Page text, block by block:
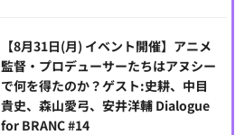
【8月31日(月) イベント開催】アニメ
監督・プロデューサーたちはアヌシー
で何を得たのか？ゲスト:史耕、中目
貴史、森山愛弓、安井洋輔 Dialogue
for BRANC #14